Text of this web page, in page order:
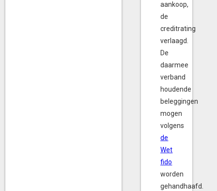
aankoop,
de
creditrating
verlaagd.
De
daarmee
verband
houdende
beleggingen
mogen
volgens
de
Wet
fido
worden
gehandhaafd.